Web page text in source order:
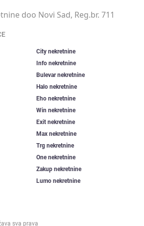
doo Novi Sad, Reg.br. 711
City nekretnine
Info nekretnine
Bulevar nekretnine
Halo nekretnine
Eho nekretnine
Win nekretnine
Exit nekretnine
Max nekretnine
Trg nekretnine
One nekretnine
Zakup nekretnine
Lumo nekretnine
sva prava